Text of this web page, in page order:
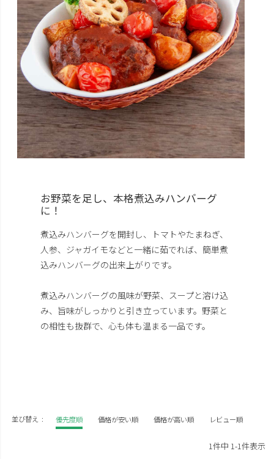
お野菜を足し、本格煮込みハンバーグ
に！
煮込みハンバーグを開封し、トマトやたまねぎ、
人参、ジャガイモなどと一緒に茹でれば、簡単煮
込みハンバーグの出来上がりです。
煮込みハンバーグの風味が野菜、スープと溶け込
み、旨味がしっかりと引き立っています。野菜と
の相性も抜群で、心も体も温まる一品です。
並び替え 優先度順 価格が安い順 価格が高い順 レビュー順
1件中 1-1件表示